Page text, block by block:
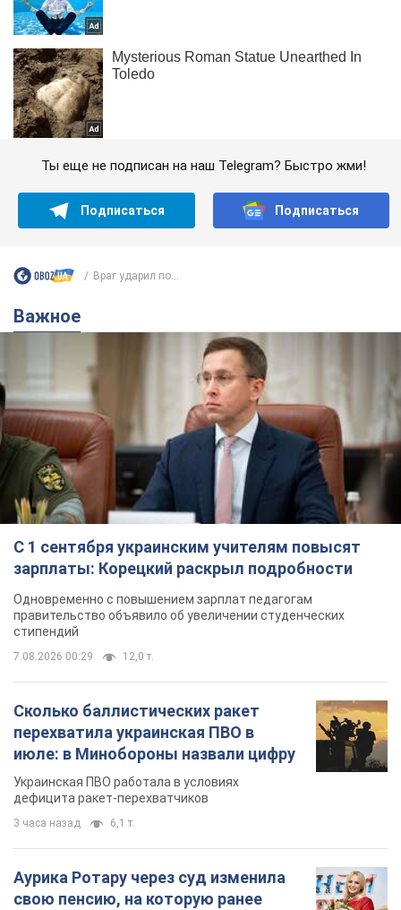
Ты еще не подписан на наш Telegram? Быстро жми!
Подписаться Подписаться
Враг ударил по...
Важное
С 1 сентября украинским учителям повысят
зарплаты: Корецкий раскрыл подробности
Одновременно с повышением зарплат педагогам
правительство объявило об увеличении студенческих
стипендий
7.08.2026 00:29 12,0 т.
Сколько баллистических ракет
перехватила украинская ПВО в
июле: в Минобороны назвали цифру
Украинская ПВО работала в условиях
дефицита ракет-перехватчиков
3 часа назад 6,1 т.
Аурика Ротару через суд изменила
свою пенсию, на которую ранее